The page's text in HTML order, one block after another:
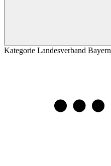
Kategorie Landesverband Bayern